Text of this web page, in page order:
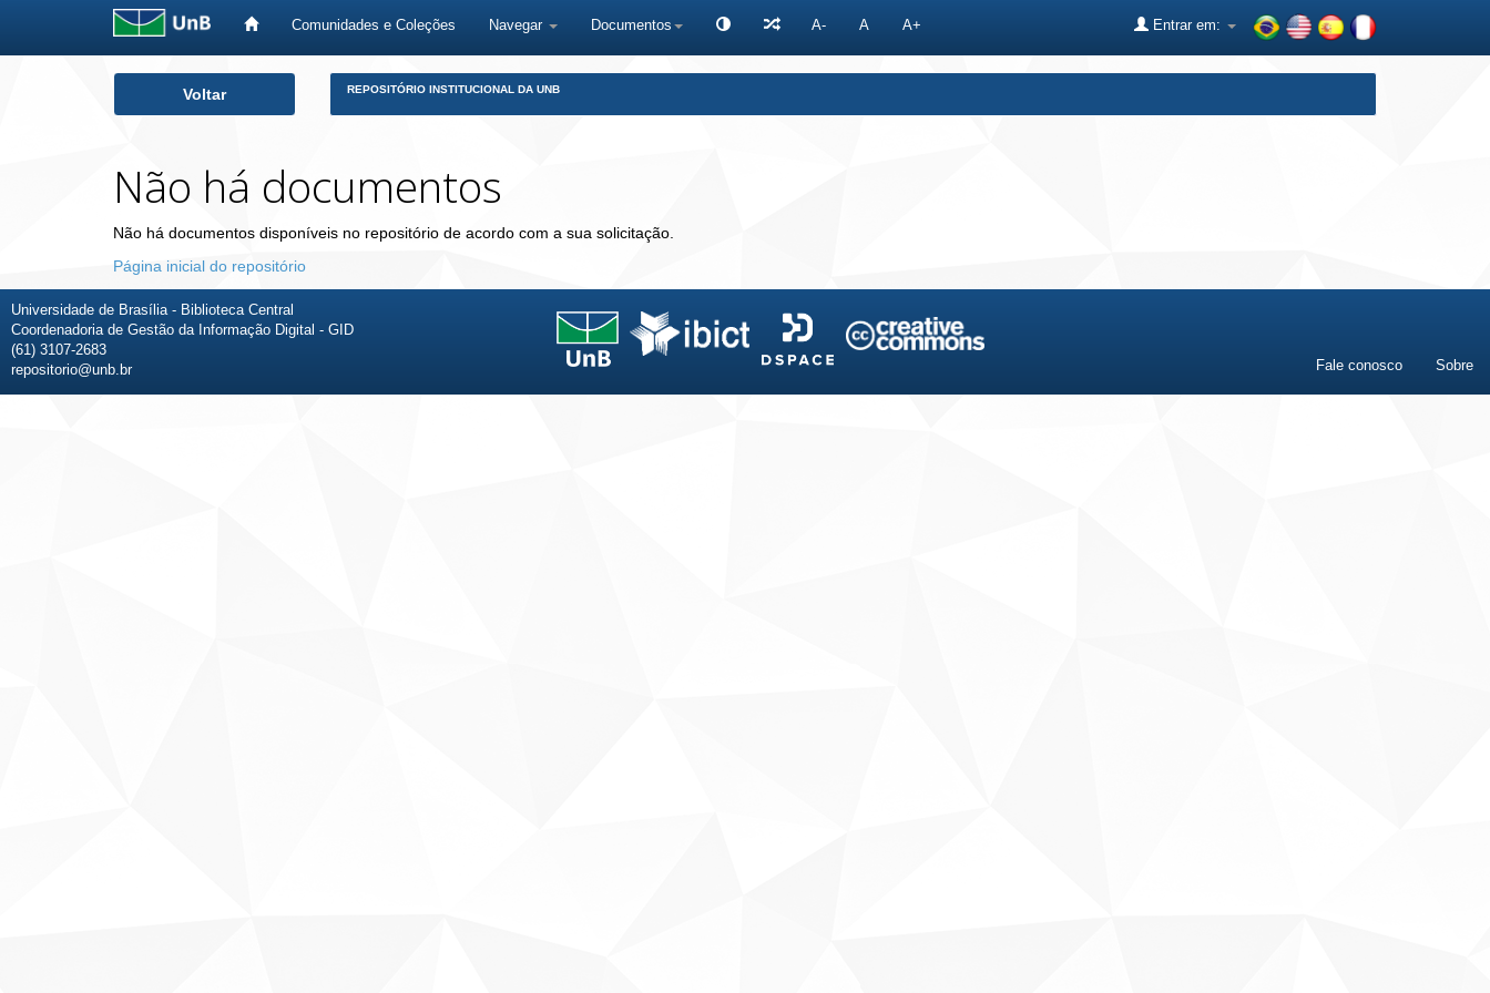
Comunidades e Coleções Navegar Documentos A- A A+ Entrar em:
Voltar REPOSITÓRIO INSTITUCIONAL DA UNB
Não há documentos
Não há documentos disponíveis no repositório de acordo com a sua solicitação.
Página inicial do repositório
Universidade de Brasília - Biblioteca Central
Coordenadoria de Gestão da Informação Digital - GID
(61) 3107-2683
repositorio@unb.br
Fale conosco Sobre